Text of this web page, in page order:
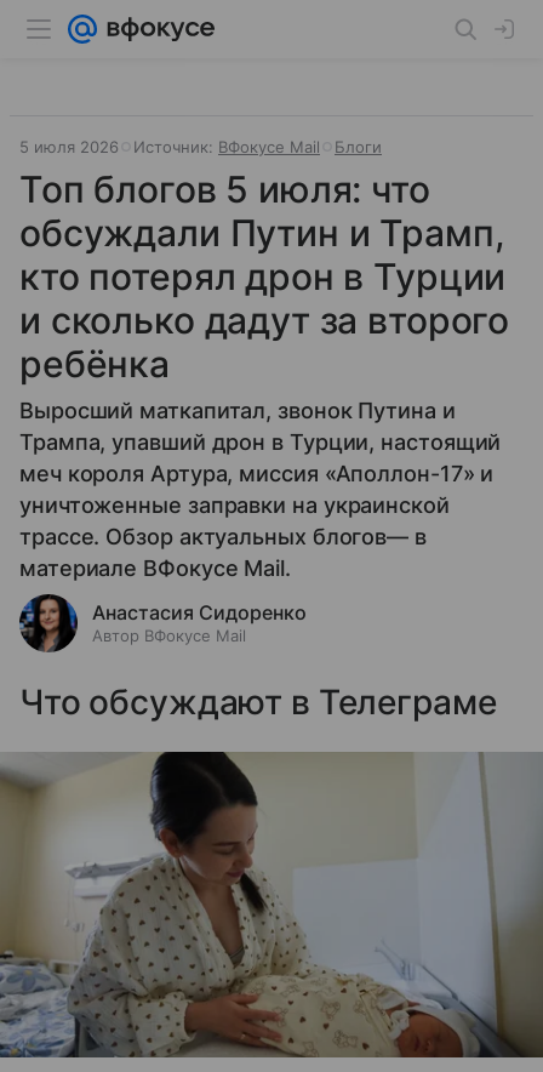
5 июля 2026 Источник: ВФокусе Mail Блоги
Топ блогов 5 июля: что
обсуждали Путин и Трамп,
кто потерял дрон в Турции
и сколько дадут за второго
ребёнка
Выросший маткапитал, звонок Путина и
Трампа, упавший дрон в Турции, настоящий
меч короля Артура, миссия «Аполлон-17» и
уничтоженные заправки на украинской
трассе. Обзор актуальных блогов— в
материале ВФокусе Mail.
Анастасия Сидоренко
Автор ВФокусе Mail
Что обсуждают в Телеграме